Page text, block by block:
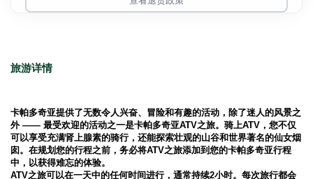
旅游详情
卡帕多奇亚提供了无数令人兴奋、冒险和有趣的活动，除了迷人的风景之
外 —— 最受欢迎的活动之一是卡帕多奇亚ATV之旅。骑上ATV，您不仅
可以享受充满肾上腺素的骑行，还能探索壮观的山谷和世界著名的仙女烟
囱。在规划您的行程之前，务必将ATV之旅添加到您的卡帕多奇亚行程
中，以获得难忘的体验。
ATV之旅可以在一天中的任何时间进行，通常持续2小时。每次旅行都会